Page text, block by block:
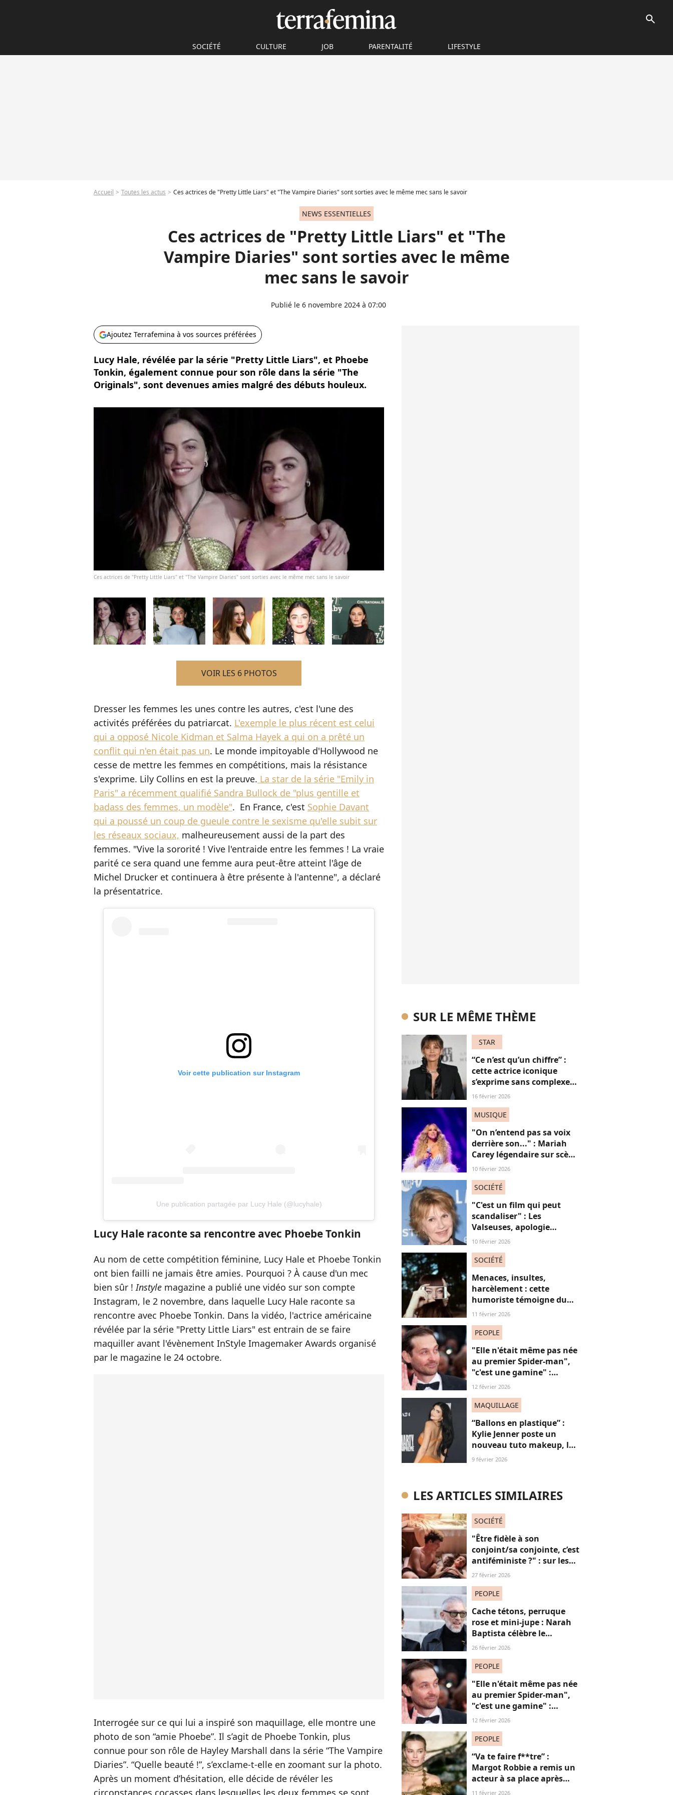
search
SOCIÉTÉ CULTURE JOB PARENTALITÉ LIFESTYLE
Accueil Toutes les actus Ces actrices de "Pretty Little Liars" et "The Vampire Diaries" sont sorties avec le même mec sans le savoir
NEWS ESSENTIELLES
Ces actrices de "Pretty Little Liars" et "The
Vampire Diaries" sont sorties avec le même
mec sans le savoir
Publié le 6 novembre 2024 à 07:00
Ajoutez Terrafemina à vos sources préférées
Lucy Hale, révélée par la série "Pretty Little Liars", et Phoebe
Tonkin, également connue pour son rôle dans la série "The
Originals", sont devenues amies malgré des débuts houleux.
Ces actrices de "Pretty Little Liars" et "The Vampire Diaries" sont sorties avec le même mec sans le savoir
VOIR LES 6 PHOTOS
Dresser les femmes les unes contre les autres, c'est l'une des
activités préférées du patriarcat. L'exemple le plus récent est celui
qui a opposé Nicole Kidman et Salma Hayek a qui on a prêté un
conflit qui n'en était pas un. Le monde impitoyable d'Hollywood ne
cesse de mettre les femmes en compétitions, mais la résistance
s'exprime. Lily Collins en est la preuve. La star de la série "Emily in
Paris" a récemment qualifié Sandra Bullock de "plus gentille et
badass des femmes, un modèle". En France, c'est Sophie Davant
qui a poussé un coup de gueule contre le sexisme qu'elle subit sur
les réseaux sociaux, malheureusement aussi de la part des
femmes. "Vive la sororité ! Vive l'entraide entre les femmes ! La vraie
parité ce sera quand une femme aura peut-être atteint l'âge de
Michel Drucker et continuera à être présente à l'antenne", a déclaré
la présentatrice.
Voir cette publication sur Instagram
Une publication partagée par Lucy Hale (@lucyhale)
Lucy Hale raconte sa rencontre avec Phoebe Tonkin
Au nom de cette compétition féminine, Lucy Hale et Phoebe Tonkin
ont bien failli ne jamais être amies. Pourquoi ? À cause d'un mec
bien sûr ! Instyle magazine a publié une vidéo sur son compte
Instagram, le 2 novembre, dans laquelle Lucy Hale raconte sa
rencontre avec Phoebe Tonkin. Dans la vidéo, l'actrice américaine
révélée par la série "Pretty Little Liars" est entrain de se faire
maquiller avant l'évènement InStyle Imagemaker Awards organisé
par le magazine le 24 octobre.
Interrogée sur ce qui lui a inspiré son maquillage, elle montre une
photo de son “amie Phoebe”. Il s’agit de Phoebe Tonkin, plus
connue pour son rôle de Hayley Marshall dans la série “The Vampire
Diaries”. “Quelle beauté !”, s’exclame-t-elle en zoomant sur la photo.
Après un moment d’hésitation, elle décide de révéler les
circonstances cocasses dans lesquelles les deux femmes se sont
SUR LE MÊME THÈME
STAR
“Ce n’est qu’un chiffre” :
cette actrice iconique
s’exprime sans complexe
sur le fait d’avoir bientôt
16 février 2026
MUSIQUE
"On n’entend pas sa voix
derrière son..." : Mariah
Carey légendaire sur scène
mais les haters sont de
"poupée de cire »
10 février 2026
SOCIÉTÉ
"C'est un film qui peut
scandaliser" : Les
Valseuses, apologie
"mascu" ? Cette actrice
10 février 2026
SOCIÉTÉ
Menaces, insultes,
harcèlement : cette
humoriste témoigne du
sort des femmes sur les
11 février 2026
PEOPLE
"Elle n'était même pas née
au premier Spider-man",
"c'est une gamine" :
l'apparition de cet acteur
ans de moins que lui
12 février 2026
MAQUILLAGE
“Ballons en plastique” :
Kylie Jenner poste un
nouveau tuto makeup, les
gros porcs sont de sortie
9 février 2026
LES ARTICLES SIMILAIRES
SOCIÉTÉ
"Être fidèle à son
conjoint/sa conjointe, c’est
antiféministe ?" : sur les
réseaux sociaux, cette
27 février 2026
PEOPLE
Cache tétons, perruque
rose et mini-jupe : Narah
Baptista célèbre le
carnaval de Rio avec son
de 30 ans son aîné
26 février 2026
PEOPLE
"Elle n'était même pas née
au premier Spider-man",
"c'est une gamine" :
l'apparition de cet acteur
ans de moins que lui
12 février 2026
PEOPLE
“Va te faire f**tre” :
Margot Robbie a remis un
acteur à sa place après
qu’il lui a conseillé de
11 février 2026